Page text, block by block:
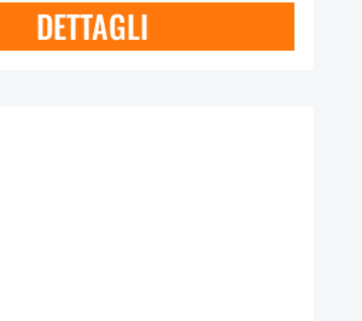
DETTAGLI